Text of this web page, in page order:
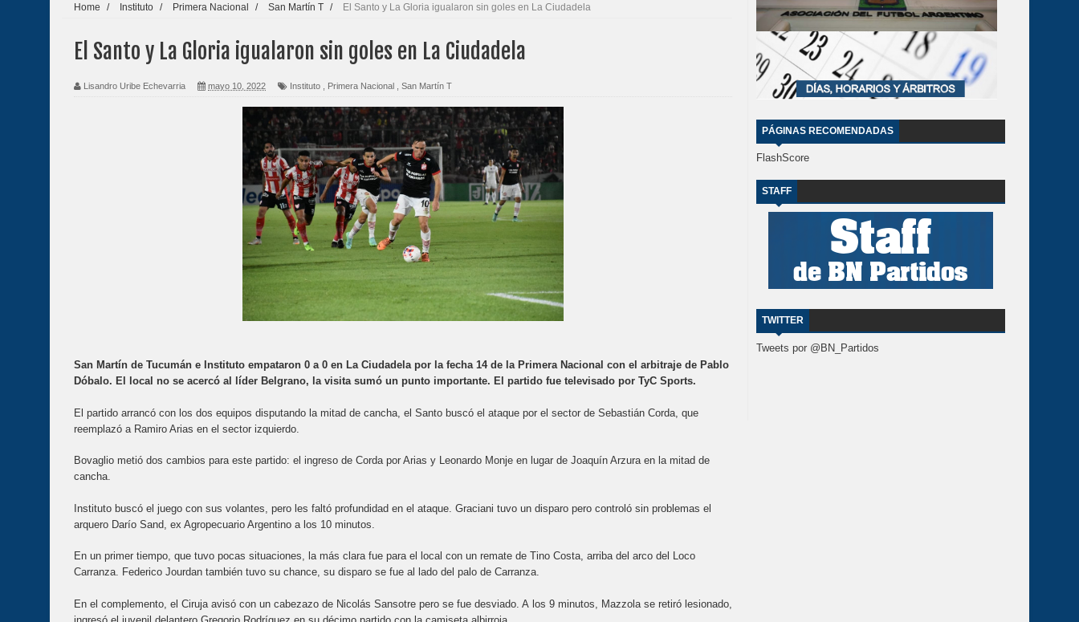
Home / Instituto / Primera Nacional / San Martín T / El Santo y La Gloria igualaron sin goles en La Ciudadela
El Santo y La Gloria igualaron sin goles en La Ciudadela
Lisandro Uribe Echevarria mayo 10, 2022 Instituto Primera Nacional San Martín T
San Martín de Tucumán e Instituto empataron 0 a 0 en La Ciudadela por la fecha 14 de la Primera Nacional con el arbitraje de Pablo
Dóbalo. El local no se acercó al líder Belgrano, la visita sumó un punto importante. El partido fue televisado por TyC Sports.
El partido arrancó con los dos equipos disputando la mitad de cancha, el Santo buscó el ataque por el sector de Sebastián Corda, que
reemplazó a Ramiro Arias en el sector izquierdo.
Bovaglio metió dos cambios para este partido: el ingreso de Corda por Arias y Leonardo Monje en lugar de Joaquín Arzura en la mitad de
cancha.
Instituto buscó el juego con sus volantes, pero les faltó profundidad en el ataque. Graciani tuvo un disparo pero controló sin problemas el
arquero Darío Sand, ex Agropecuario Argentino a los 10 minutos.
En un primer tiempo, que tuvo pocas situaciones, la más clara fue para el local con un remate de Tino Costa, arriba del arco del Loco
Carranza. Federico Jourdan también tuvo su chance, su disparo se fue al lado del palo de Carranza.
En el complemento, el Ciruja avisó con un cabezazo de Nicolás Sansotre pero se fue desviado. A los 9 minutos, Mazzola se retiró lesionado,
PÁGINAS RECOMENDADAS
FlashScore
STAFF
TWITTER
Tweets por @BN_Partidos